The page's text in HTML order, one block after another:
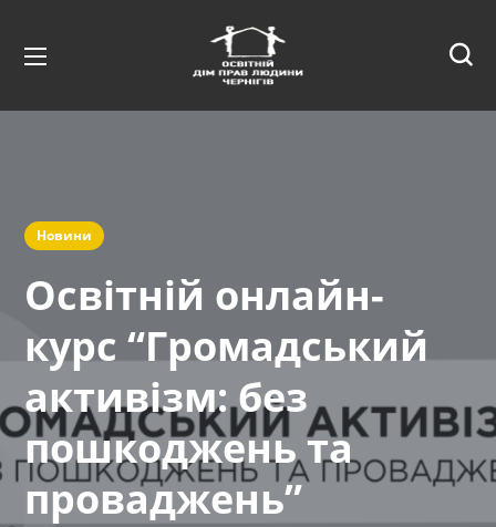
Новини
Освітній онлайн-
курс “Громадський
активізм: без
пошкоджень та
проваджень”